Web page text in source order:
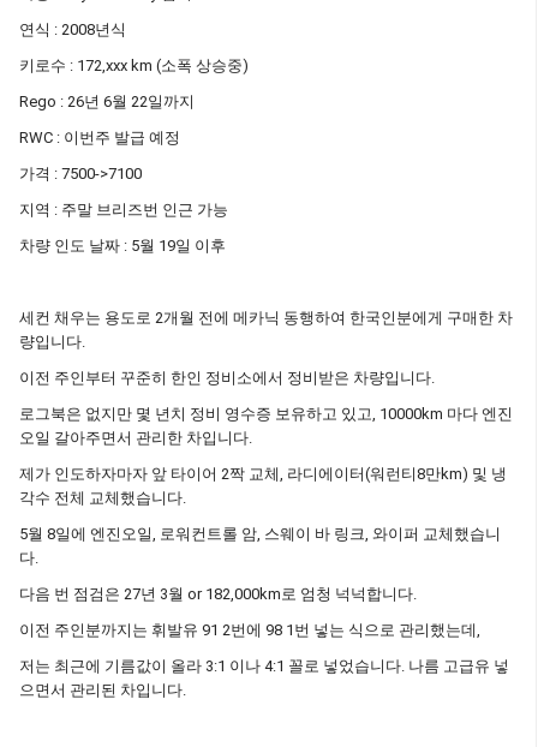
연식 : 2008년식
키로수 : 172,xxx km (소폭 상승중)
Rego : 26년 6월 22일까지
RWC : 이번주 발급 예정
가격 : 7500->7100
지역 : 주말 브리즈번 인근 가능
차량 인도 날짜 : 5월 19일 이후
세컨 채우는 용도로 2개월 전에 메카닉 동행하여 한국인분에게 구매한 차
량입니다.
이전 주인부터 꾸준히 한인 정비소에서 정비받은 차량입니다.
로그북은 없지만 몇 년치 정비 영수증 보유하고 있고, 10000km 마다 엔진
오일 갈아주면서 관리한 차입니다.
제가 인도하자마자 앞 타이어 2짝 교체, 라디에이터(워런티8만km) 및 냉
각수 전체 교체했습니다.
5월 8일에 엔진오일, 로워컨트롤 암, 스웨이 바 링크, 와이퍼 교체했습니
다.
다음 번 점검은 27년 3월 or 182,000km로 엄청 넉넉합니다.
이전 주인분까지는 휘발유 91 2번에 98 1번 넣는 식으로 관리했는데,
저는 최근에 기름값이 올라 3:1 이나 4:1 꼴로 넣었습니다. 나름 고급유 넣
으면서 관리된 차입니다.